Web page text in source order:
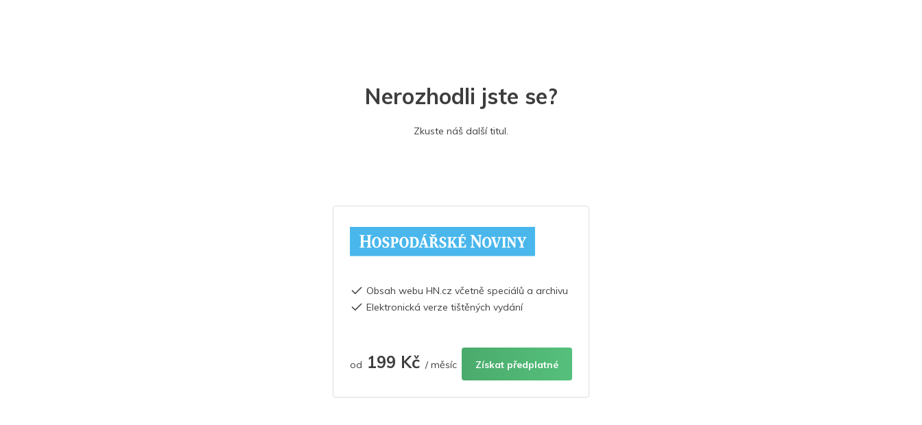
Nerozhodli jste se?
Zkuste náš další titul.
Obsah webu HN.cz včetně speciálů a archivu
Elektronická verze tištěných vydání
od 199 Kč / měsíc Získat předplatné